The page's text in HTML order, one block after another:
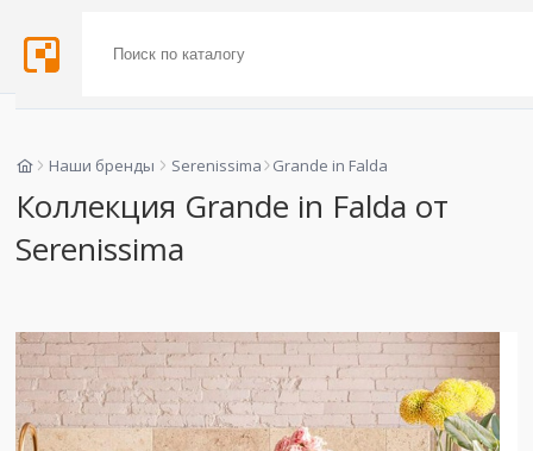
Наши бренды Serenissima Grande in Falda
Коллекция Grande in Falda от
Serenissima